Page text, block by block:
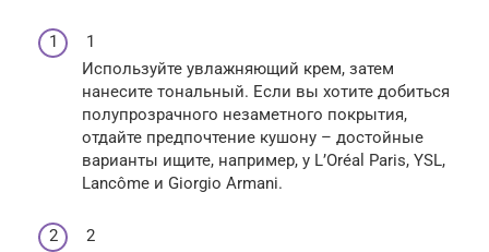
1
Используйте увлажняющий крем, затем
нанесите тональный. Если вы хотите добиться
полупрозрачного незаметного покрытия,
отдайте предпочтение кушону – достойные
варианты ищите, например, у L’Oréal Paris, YSL,
Lancôme и Giorgio Armani.
2